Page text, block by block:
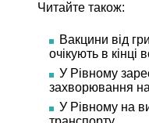
Читайте також:
Вакцини від
очікують в
У Рівному
захворювання
У Рівному на